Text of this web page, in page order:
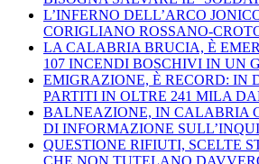
L’INFERNO DELL’ARCO
CORIGLIANO ROSSANO-
LA CALABRIA BRUCIA, È
107 INCENDI BOSCHIVI IN UN
EMIGRAZIONE, È RECORD: IN
PARTITI IN OLTRE 241 MILA
BALNEAZIONE, IN CALABRIA
DI INFORMAZIONE
QUESTIONE RIFIUTI, SCELTE
CHE NON TUTELANO